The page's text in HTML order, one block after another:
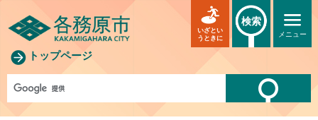
トップページ
メニュー
いざとい
うときに
検索